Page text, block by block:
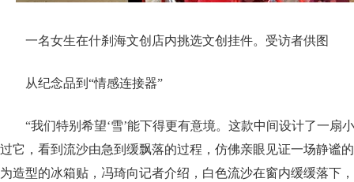
一名女生在什刹海文创店内挑选文创挂件。受访者供图
从纪念品到“情感连接器”
“我们特别希望‘雪’能下得更有意境。这款中间设计了一扇
过它，看到流沙由急到缓飘落的过程，仿佛亲眼见证一场静谧
为造型的冰箱贴，冯琦向记者介绍，白色流沙在窗内缓缓落下